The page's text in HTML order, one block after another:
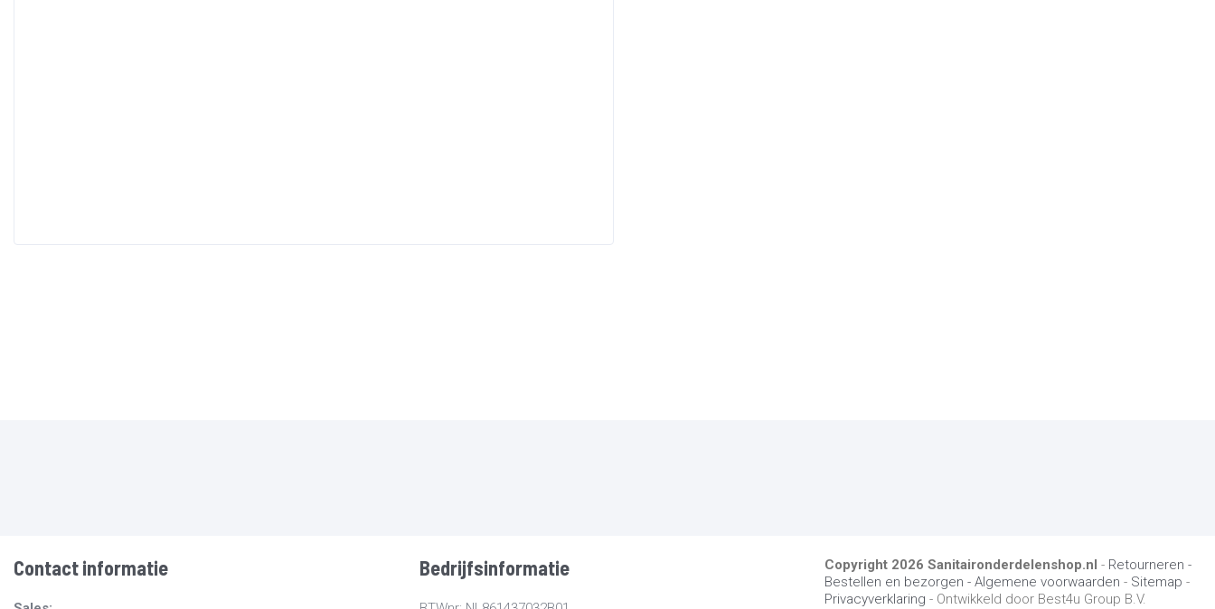
Contact informatie Bedrijfsinformatie Copyright 2026 Sanitaironderdelenshop.nl - Retourneren -
Bestellen en bezorgen -Algemene voorwaarden - Sitemap -
Privacyverklaring - Ontwikkeld door Best4u Group B.V.